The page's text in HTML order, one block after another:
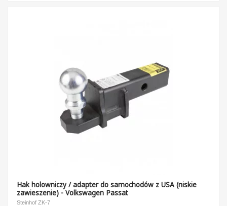
Hak holowniczy / adapter do samochodów z USA (niskie
zawieszenie) - Volkswagen Passat
Steinhof ZK-7